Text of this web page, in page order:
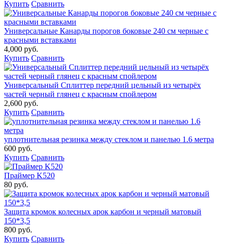
Купить Сравнить
Универсальные Канарды порогов боковые 240 см черные с
красными вставками
4,000 руб.
Купить Сравнить
Универсальный Сплиттер передний цельный из четырёх
частей черный глянец с красным спойлером
2,600 руб.
Купить Сравнить
уплотнительная резинка между стеклом и панелью 1.6 метра
600 руб.
Купить Сравнить
Праймер K520
80 руб.
Защита кромок колесных арок карбон и черный матовый
150*3,5
800 руб.
Купить Сравнить